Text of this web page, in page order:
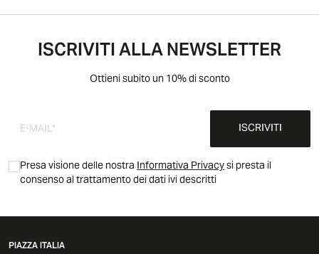
ISCRIVITI ALLA NEWSLETTER
Ottieni subito un 10% di sconto
ISCRIVITI
Presa visione delle nostraInformativa Privacysi presta il
consenso al trattamento dei dati ivi descritti
PIAZZA ITALIA